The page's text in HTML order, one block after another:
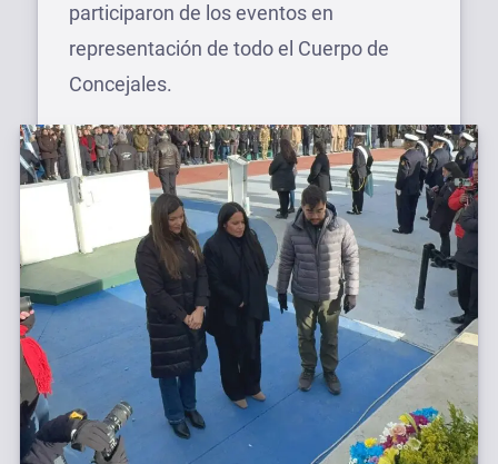
participaron de los eventos en
representación de todo el Cuerpo de
Concejales.